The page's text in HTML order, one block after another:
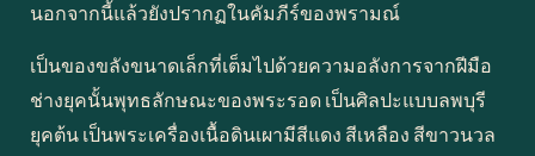
นอกจากนี้แล้วยังปรากฏในคัมภีร์ของพรามณ์
เป็นของขลังขนาดเล็กที่เต็มไปด้วยความอลังการจากฝีมือ
ช่างยุคนั้นพุทธลักษณะของพระรอด เป็นศิลปะแบบลพบุรี
ยุคต้น เป็นพระเครื่องเนื้อดินเผามีสีแดง สีเหลือง สีขาวนวล